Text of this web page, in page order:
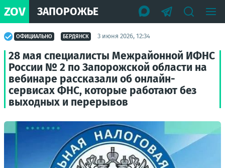
ZOV ЗАПОРОЖЬЕ
ОФИЦИАЛЬНО БЕРДЯНСК 3 июня 2026, 12:34
28 мая специалисты Межрайонной ИФНС
России № 2 по Запорожской области на
вебинаре рассказали об онлайн-
сервисах ФНС, которые работают без
выходных и перерывов